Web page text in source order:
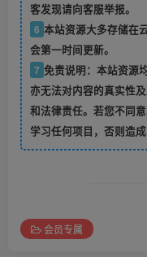
客发现请向客服举报。
6 本站资源大多存储在
会第一时间更新。
7 免责说明：本站资源
亦无法对内容的真实性
和法律责任。若您不同
学习任何项目，否则造
会员专属